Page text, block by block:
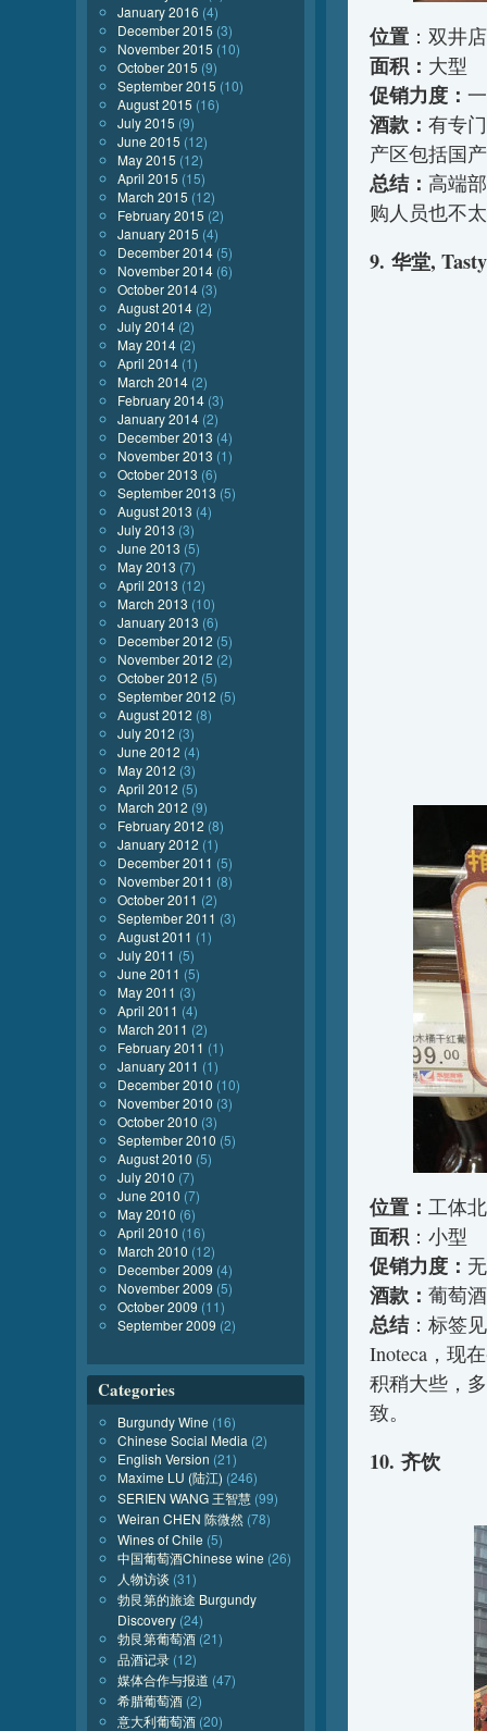
位置 ：双井店
面积： 大型
促销力度：
酒款： 有专
产区包括国
总结： 高端
购人员也不
9. 华堂,
位置： 工体
面积 ：小型
促销力度： 无
酒款： 葡萄
总结：标签
Inoteca，现
积稍大些，
致。
10. 齐饮
January 2016 (4)
December 2015 (3)
November 2015 (10)
October 2015 (9)
September 2015 (10)
August 2015 (16)
July 2015 (9)
June 2015 (12)
May 2015 (12)
April 2015 (15)
March 2015 (12)
February 2015 (2)
January 2015 (4)
December 2014 (5)
November 2014 (6)
October 2014 (3)
August 2014 (2)
July 2014 (2)
May 2014 (2)
April 2014 (1)
March 2014 (2)
February 2014 (3)
January 2014 (2)
December 2013 (4)
November 2013 (1)
October 2013 (6)
September 2013 (5)
August 2013 (4)
July 2013 (3)
June 2013 (5)
May 2013 (7)
April 2013 (12)
March 2013 (10)
January 2013 (6)
December 2012 (5)
November 2012 (2)
October 2012 (5)
September 2012 (5)
August 2012 (8)
July 2012 (3)
June 2012 (4)
May 2012 (3)
April 2012 (5)
March 2012 (9)
February 2012 (8)
January 2012 (1)
December 2011 (5)
November 2011 (8)
October 2011 (2)
September 2011 (3)
August 2011 (1)
July 2011 (5)
June 2011 (5)
May 2011 (3)
April 2011 (4)
March 2011 (2)
February 2011 (1)
January 2011 (1)
December 2010 (10)
November 2010 (3)
October 2010 (3)
September 2010 (5)
August 2010 (5)
July 2010 (7)
June 2010 (7)
May 2010 (6)
April 2010 (16)
March 2010 (12)
December 2009 (4)
November 2009 (5)
October 2009 (11)
September 2009 (2)
Categories
Burgundy Wine (16)
Chinese Social Media (2)
English Version (21)
Maxime LU (陆江) (246)
SERIEN WANG 王智慧 (99)
Weiran CHEN 陈微然 (78)
Wines of Chile (5)
中国葡萄酒Chinese wine (26)
人物访谈 (31)
勃艮第的旅途 Burgundy
Discovery (24)
勃艮第葡萄酒 (21)
品酒记录 (12)
媒体合作与报道 (47)
希腊葡萄酒 (2)
意大利葡萄酒 (20)